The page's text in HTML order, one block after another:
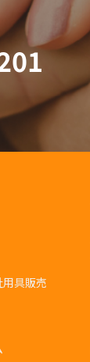
具販売